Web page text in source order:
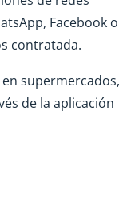
Facebook o
contratada.
supermercados,
de la aplicación